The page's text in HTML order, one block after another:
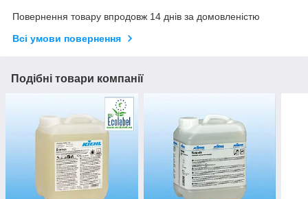
Повернення товару впродовж 14 днів за домовленістю
Всі умови повернення
Подібні товари компанії